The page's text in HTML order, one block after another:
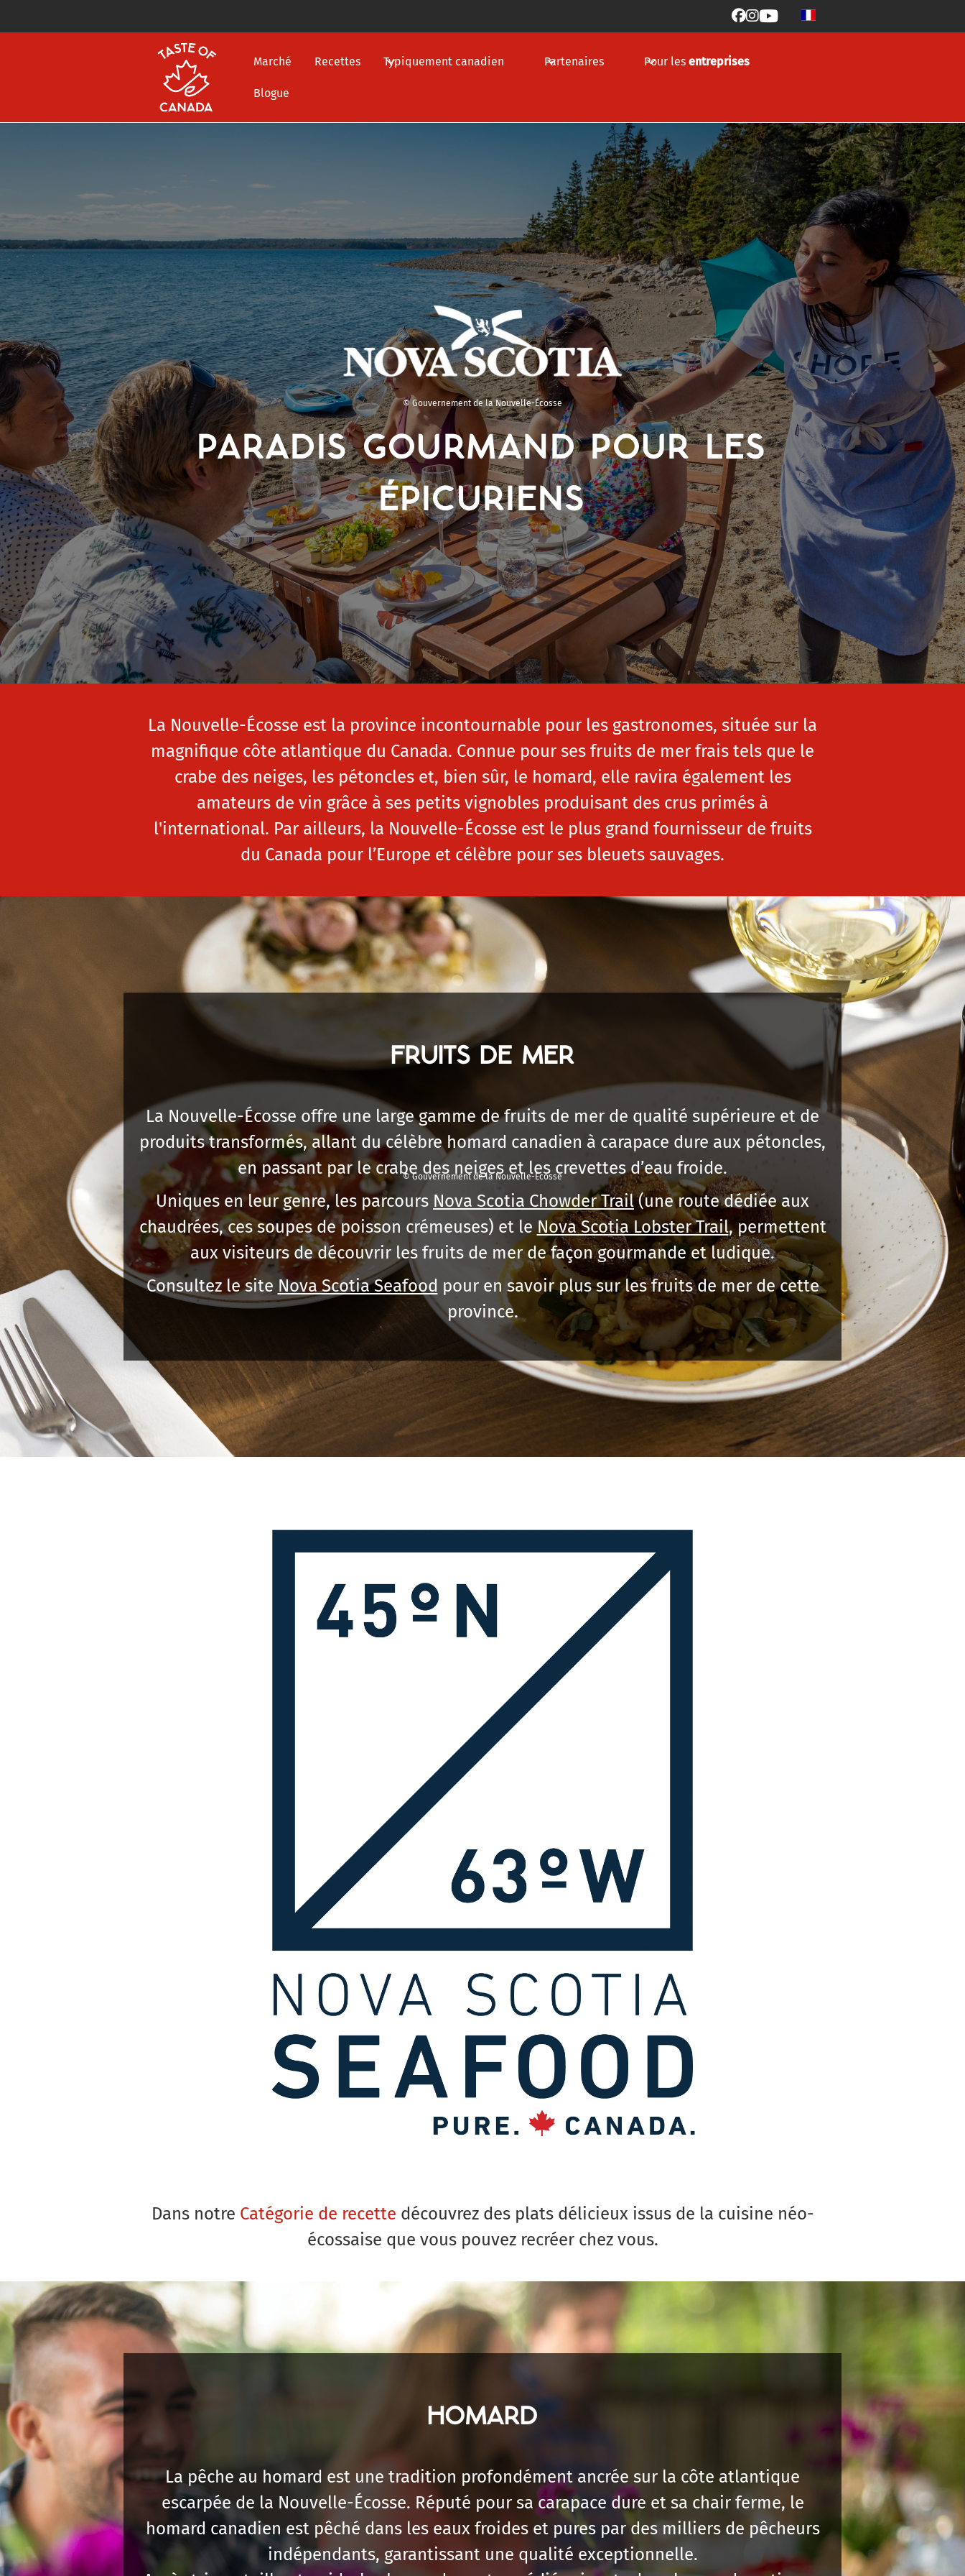

Marché Recettes Typiquement canadien Partenaires Pour les entreprises
Blogue
PARADIS GOURMAND POUR LES
ÉPICURIENS
© Gouvernement de la Nouvelle-Écosse
La Nouvelle-Écosse est la province incontournable pour les gastronomes, située sur la
magnifique côte atlantique du Canada. Connue pour ses fruits de mer frais tels que le
crabe des neiges, les pétoncles et, bien sûr, le homard, elle ravira également les
amateurs de vin grâce à ses petits vignobles produisant des crus primés à
l'international. Par ailleurs, la Nouvelle-Écosse est le plus grand fournisseur de fruits
du Canada pour l’Europe et célèbre pour ses bleuets sauvages.
FRUITS DE MER
La Nouvelle-Écosse offre une large gamme de fruits de mer de qualité supérieure et de
produits transformés, allant du célèbre homard canadien à carapace dure aux pétoncles,
en passant par le crabe des neiges et les crevettes d’eau froide.
Uniques en leur genre, les parcours Nova Scotia Chowder Trail(une route dédiée aux
chaudrées, ces soupes de poisson crémeuses) et leNova Scotia Lobster Trail, permettent
aux visiteurs de découvrir les fruits de mer de façon gourmande et ludique.
Consultez le site Nova Scotia Seafood pour en savoir plus sur les fruits de mer de cette
province.
© Gouvernement de la Nouvelle-Écosse
Dans notre Catégorie de recette découvrez des plats délicieux issus de la cuisine néo-
écossaise que vous pouvez recréer chez vous.
HOMARD
La pêche au homard est une tradition profondément ancrée sur la côte atlantique
escarpée de la Nouvelle-Écosse. Réputé pour sa carapace dure et sa chair ferme, le
homard canadien est pêché dans les eaux froides et pures par des milliers de pêcheurs
indépendants, garantissant une qualité exceptionnelle.